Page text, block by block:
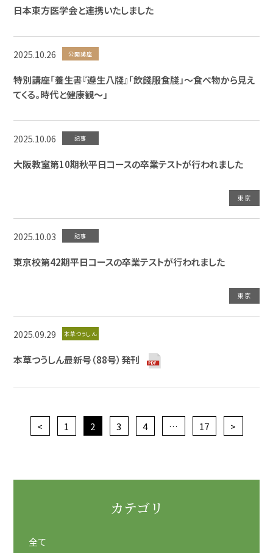
日本東方医学会と連携いたしました
2025.10.26 公開講座
特別講座「養生書『遵生八牋』「飲餞服食牋」～食べ物から見え
てくる。時代と健康観～」
2025.10.06 記事
大阪教室第10期秋平日コースの卒業テストが行われました
東京
2025.10.03 記事
東京校第42期平日コースの卒業テストが行われました
東京
2025.09.29 本草つうしん
本草つうしん最新号（88号）発刊
< 1 2 3 4 … 17 >
カテゴリ
全て